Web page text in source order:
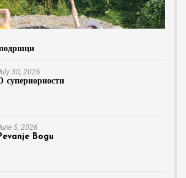
30, 2026
супериорности
5, 2026
Bogu